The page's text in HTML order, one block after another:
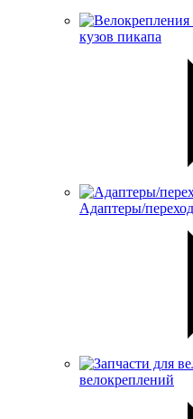
кузов пикапа
Адаптеры/
велокреплений